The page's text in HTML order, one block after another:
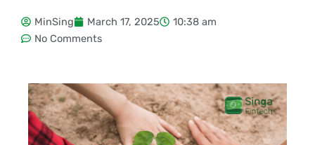
MinSing March 17, 2025
10:38 am
No Comments